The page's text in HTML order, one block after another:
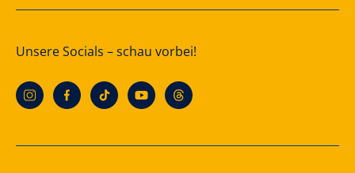
Unsere Socials – schau vorbei!